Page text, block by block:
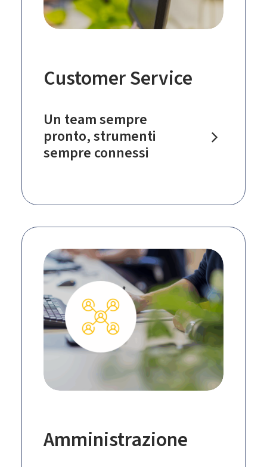
Customer Service
Un team sempre
pronto, strumenti
sempre connessi
Amministrazione